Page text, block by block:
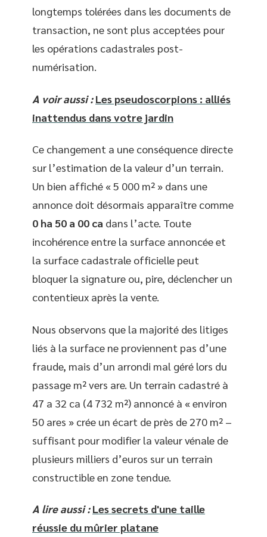
longtemps tolérées dans les documents de
transaction, ne sont plus acceptées pour
les opérations cadastrales post-
numérisation.
A voir aussi : Les pseudoscorpions : alliés
inattendus dans votre jardin
Ce changement a une conséquence directe
sur l’estimation de la valeur d’un terrain.
Un bien affiché « 5 000 m² » dans une
annonce doit désormais apparaître comme
0 ha 50 a 00 ca dans l’acte. Toute
incohérence entre la surface annoncée et
la surface cadastrale officielle peut
bloquer la signature ou, pire, déclencher un
contentieux après la vente.
Nous observons que la majorité des litiges
liés à la surface ne proviennent pas d’une
fraude, mais d’un arrondi mal géré lors du
passage m² vers are. Un terrain cadastré à
47 a 32 ca (4 732 m²) annoncé à « environ
50 ares » crée un écart de près de 270 m² –
suffisant pour modifier la valeur vénale de
plusieurs milliers d’euros sur un terrain
constructible en zone tendue.
A lire aussi : Les secrets d'une taille
réussie du mûrier platane